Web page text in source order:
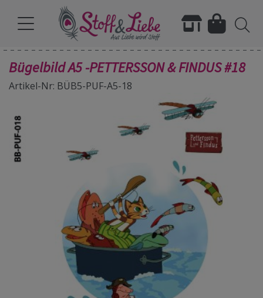
Bügelbild A5 -PETTERSSON & FINDUS #18
Artikel-Nr: BÜB5-PUF-A5-18